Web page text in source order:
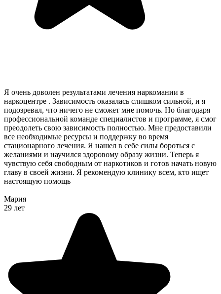
Я очень доволен результатами лечения наркомании в
наркоцентре . Зависимость оказалась слишком сильной, и я
подозревал, что ничего не сможет мне помочь. Но благодаря
профессиональной команде специалистов и программе, я смог
преодолеть свою зависимость полностью. Мне предоставили
все необходимые ресурсы и поддержку во время
стационарного лечения. Я нашел в себе силы бороться с
желаниями и научился здоровому образу жизни. Теперь я
чувствую себя свободным от наркотиков и готов начать новую
главу в своей жизни. Я рекомендую клинику всем, кто ищет
настоящую помощь
Мария
29 лет